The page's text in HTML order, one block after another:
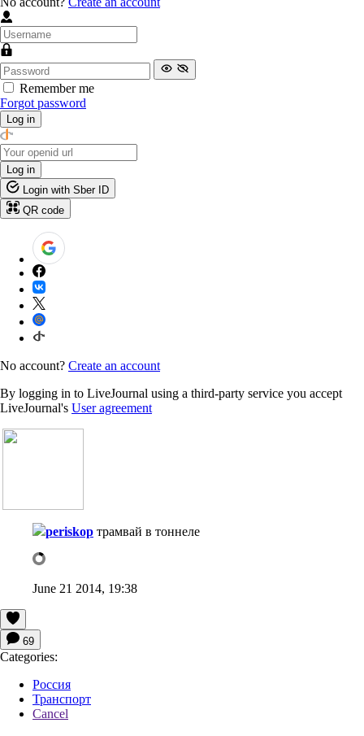
Remember me
Forgot password
Log in
Log in
Login with Sber ID
QR code
No account? Create an account
By logging in to LiveJournal using a third-party service you accept
LiveJournal's User agreement
periskop трамвай в тоннеле
June 21 2014, 19:38
69
Categories:
Россия
Транспорт
Cancel